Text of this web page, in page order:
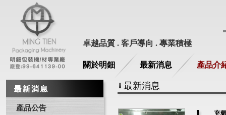
卓越品質 . 客戶導向 . 專業積極
關於明鈿 最新消息 產品介
產品公告
最新消息
充